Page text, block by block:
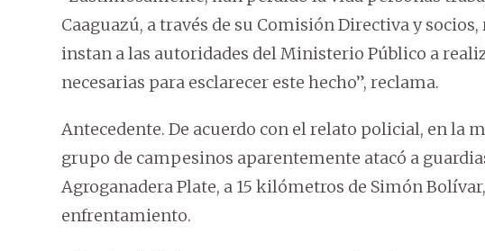
Caaguazú, a través de su Comisión Directiva y
instan a las autoridades del Ministerio Público a
necesarias para esclarecer este hecho”, reclama.
Antecedente. De acuerdo con el relato policial, en la
grupo de campesinos aparentemente atacó a
Agroganadera Plate, a 15 kilómetros de Simón
enfrentamiento.